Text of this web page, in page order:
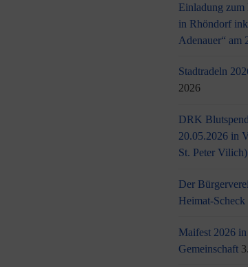
Einladung zum
in Rhöndorf
Adenauer“ am
Stadtradeln
2026
DRK
20.05.2026 in
St. Peter Vilich)
Der
Heimat-
Maifest 2026
Gemeinschaft